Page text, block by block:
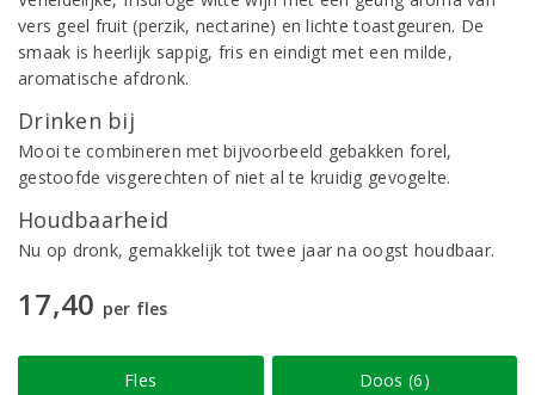
vers geel fruit (perzik, nectarine) en lichte toastgeuren. De
smaak is heerlijk sappig, fris en eindigt met een milde,
aromatische afdronk.
Drinken bij
Mooi te combineren met bijvoorbeeld gebakken forel,
gestoofde visgerechten of niet al te kruidig gevogelte.
Houdbaarheid
Nu op dronk, gemakkelijk tot twee jaar na oogst houdbaar.
17,40 per fles
Fles Doos (6)